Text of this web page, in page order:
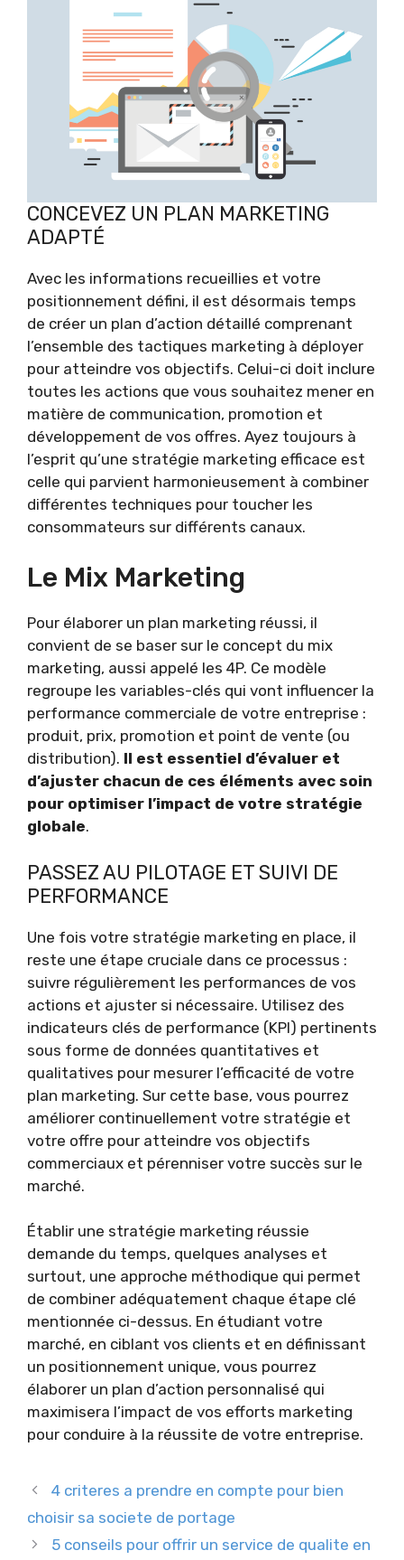
CONCEVEZ UN PLAN MARKETING
ADAPTÉ
Avec les informations recueillies et votre
positionnement défini, il est désormais temps
de créer un plan d’action détaillé comprenant
l’ensemble des tactiques marketing à déployer
pour atteindre vos objectifs. Celui-ci doit inclure
toutes les actions que vous souhaitez mener en
matière de communication, promotion et
développement de vos offres. Ayez toujours à
l’esprit qu’une stratégie marketing efficace est
celle qui parvient harmonieusement à combiner
différentes techniques pour toucher les
consommateurs sur différents canaux.
Le Mix Marketing
Pour élaborer un plan marketing réussi, il
convient de se baser sur le concept du mix
marketing, aussi appelé les 4P. Ce modèle
regroupe les variables-clés qui vont influencer la
performance commerciale de votre entreprise :
produit, prix, promotion et point de vente (ou
distribution). Il est essentiel d’évaluer et
d’ajuster chacun de ces éléments avec soin
pour optimiser l’impact de votre stratégie
globale.
PASSEZ AU PILOTAGE ET SUIVI DE
PERFORMANCE
Une fois votre stratégie marketing en place, il
reste une étape cruciale dans ce processus :
suivre régulièrement les performances de vos
actions et ajuster si nécessaire. Utilisez des
indicateurs clés de performance (KPI) pertinents
sous forme de données quantitatives et
qualitatives pour mesurer l’efficacité de votre
plan marketing. Sur cette base, vous pourrez
améliorer continuellement votre stratégie et
votre offre pour atteindre vos objectifs
commerciaux et pérenniser votre succès sur le
marché.
Établir une stratégie marketing réussie
demande du temps, quelques analyses et
surtout, une approche méthodique qui permet
de combiner adéquatement chaque étape clé
mentionnée ci-dessus. En étudiant votre
marché, en ciblant vos clients et en définissant
un positionnement unique, vous pourrez
élaborer un plan d’action personnalisé qui
maximisera l’impact de vos efforts marketing
pour conduire à la réussite de votre entreprise.
4 criteres a prendre en compte pour bien
choisir sa societe de portage
5 conseils pour offrir un service de qualite en